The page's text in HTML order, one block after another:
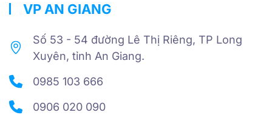
VP AN GIANG
Số 53 - 54 đường Lê Thị Riêng, TP Long
Xuyên, tỉnh An Giang.
0985 103 666
0906 020 090